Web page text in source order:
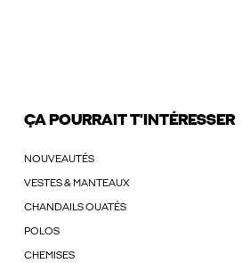
ÇA POURRAIT T'INTÉRESSER
NOUVEAUTÉS
VESTES & MANTEAUX
CHANDAILS OUATÉS
POLOS
CHEMISES